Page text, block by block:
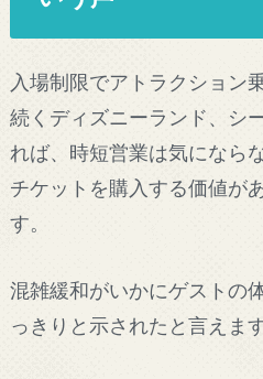
入場制限でアトラクション
続くディズニーランド、シ
れば、時短営業は気になら
チケットを購入する価値が
す。
混雑緩和がいかにゲストの
っきりと示されたと言えます